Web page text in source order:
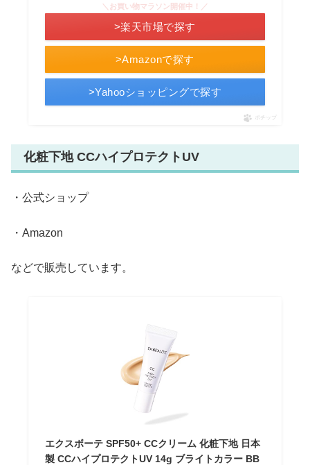
>Amazonで探す
＼お買い物マラソン開催中！／
>楽天市場で探す
>Yahooショッピングで探す
ポチップ
化粧下地 CCハイプロテクトUV
・公式ショップ
・Amazon
などで販売しています。
エクスボーテ SPF50+ CCクリーム 化粧下地 日本
製 CCハイプロテクトUV 14g ブライトカラー BB